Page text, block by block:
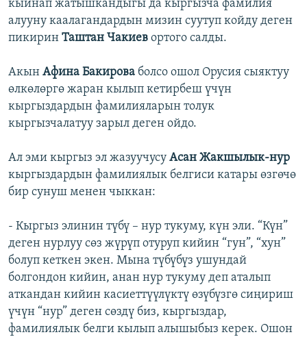
кыйнап жатышкандыгы да кыргызча фамилия
алууну каалагандардын мизин суутуп койду деген
пикирин Таштан Чакиев ортого салды.
Акын Афина Бакирова болсо ошол Орусия сыяктуу
өлкөлөргө жаран кылып кетирбеш үчүн
кыргыздардын фамилияларын толук
кыргызчалатуу зарыл деген ойдо.
Ал эми кыргыз эл жазуучусу Асан Жакшылык-нур
кыргыздардын фамилиялык белгиси катары өзгөчө
бир сунуш менен чыккан:
- Кыргыз элинин түбү – нур тукуму, күн эли. “Күн”
деген нурлуу сөз жүрүп отуруп кийин “гун”, “хун”
болуп кеткен экен. Мына түбүбүз ушундай
болгондон кийин, анан нур тукуму деп аталып
аткандан кийин касиеттүүлүктү өзүбүзгө сиңириш
үчүн “нур” деген сөздү биз, кыргыздар,
фамилиялык белги кылып алышыбыз керек. Ошон